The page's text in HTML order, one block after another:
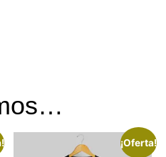
¡Oferta!